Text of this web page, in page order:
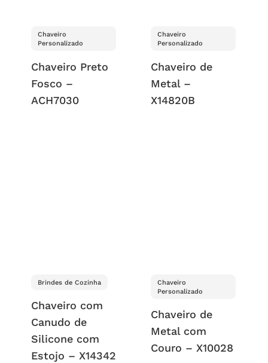
Chaveiro
Personalizado
Chaveiro Preto
Fosco –
ACH7030
Chaveiro
Personalizado
Chaveiro de
Metal –
X14820B
Brindes de Cozinha
Chaveiro com
Canudo de
Silicone com
Estojo – X14342
Chaveiro
Personalizado
Chaveiro de
Metal com
Couro – X10028